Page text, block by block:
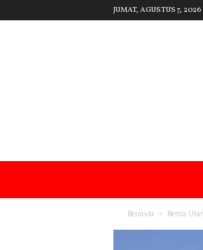
JUMAT, AGUSTUS 7, 2026
Beranda Berita